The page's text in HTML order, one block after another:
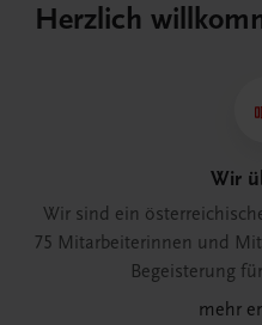
Herzlich
Wir
Wir sind ein
75 Mitarbeiterinnen und
Begeisterung
mehr